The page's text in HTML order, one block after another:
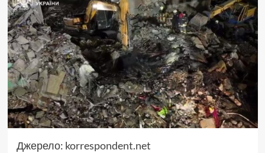
Джерело: korrespondent.net